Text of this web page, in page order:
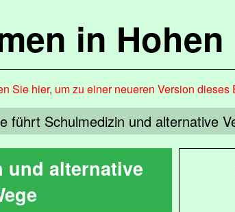
in
Sie hier, um zu einer neueren Version
führt Schulmedizin und alternative
und alternative